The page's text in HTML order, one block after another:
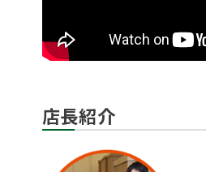
店長紹介